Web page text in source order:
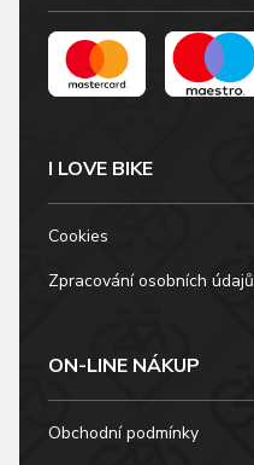
I LOVE BIKE
Cookies
Zpracování osobních údajů
ON-LINE NÁKUP
Obchodní podmínky